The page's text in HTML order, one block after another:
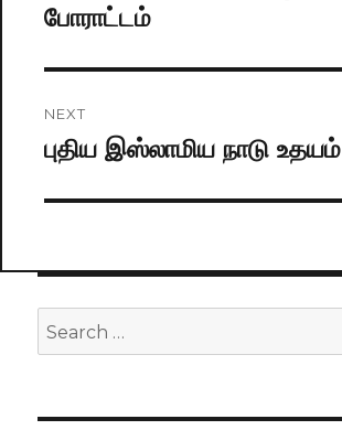
post:
போராட்டம்
NEXT
Next
புதிய இஸ்லாமிய நாடு உதயம்
Search
for: